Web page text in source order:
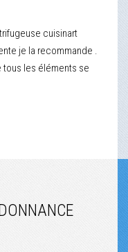
cuisinart
je la recommande .
tous les éléments se